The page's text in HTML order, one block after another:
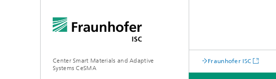
Center Smart Materials and Adaptive
Systems CeSMA
Fraunhofer ISC